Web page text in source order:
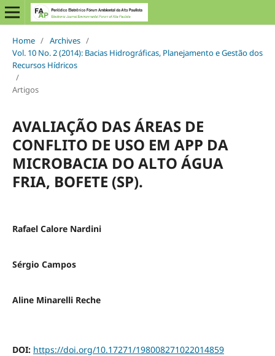
Home / Archives /
Vol. 10 No. 2 (2014): Bacias Hidrográficas, Planejamento e Gestão dos
Recursos Hídricos
/
Artigos
AVALIAÇÃO DAS ÁREAS DE
CONFLITO DE USO EM APP DA
MICROBACIA DO ALTO ÁGUA
FRIA, BOFETE (SP).
Rafael Calore Nardini
Sérgio Campos
Aline Minarelli Reche
DOI: https://doi.org/10.17271/198008271022014859